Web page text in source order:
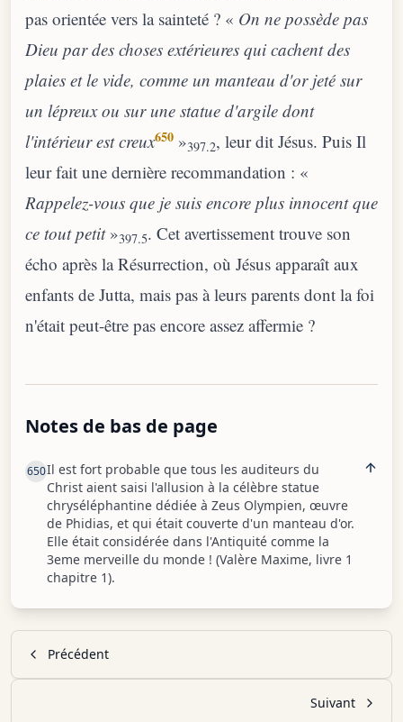
pas orientée vers la sainteté ? « On ne possède pas
Dieu par des choses extérieures qui cachent des
plaies et le vide, comme un manteau d'or jeté sur
un lépreux ou sur une statue d'argile dont
l'intérieur est creux650 »397.2, leur dit Jésus. Puis Il
leur fait une dernière recommandation : «
Rappelez-vous que je suis encore plus innocent que
ce tout petit»397.5. Cet avertissement trouve son
écho après la Résurrection, où Jésus apparaît aux
enfants de Jutta, mais pas à leurs parents dont la foi
n'était peut-être pas encore assez affermie ?
Notes de bas de page
650Il est fort probable que tous les auditeurs du
Christ aient saisi l'allusion à la célèbre statue
chryséléphantine dédiée à Zeus Olympien, œuvre
de Phidias, et qui était couverte d'un manteau d'or.
Elle était considérée dans l'Antiquité comme la
3eme merveille du monde ! (Valère Maxime, livre 1
chapitre 1).
Précédent
Suivant